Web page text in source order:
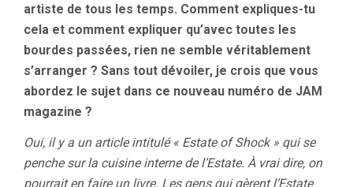
artiste de tous les temps. Comment expliques-tu
cela et comment expliquer qu’avec toutes les
bourdes passées, rien ne semble véritablement
s’arranger ? Sans tout dévoiler, je crois que vous
abordez le sujet dans ce nouveau numéro de JAM
magazine ?
Oui, il y a un article intitulé « Estate of Shock » qui se
penche sur la cuisine interne de l’Estate. À vrai dire, on
pourrait en faire un livre. Les gens qui gèrent l’Estate